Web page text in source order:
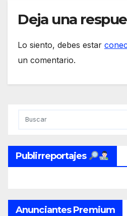
Deja una
Lo siento, debes estar
un comentario.
Publirreportajes
Anunciantes Premium